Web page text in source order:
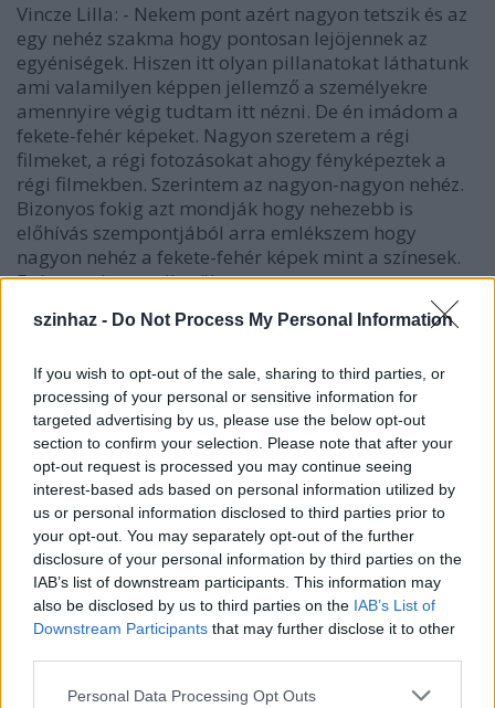
szinhaz - Do Not Process My Personal Information
If you wish to opt-out of the sale, sharing to third parties, or
processing of your personal or sensitive information for
targeted advertising by us, please use the below opt-out
section to confirm your selection. Please note that after your
opt-out request is processed you may continue seeing
interest-based ads based on personal information utilized by
us or personal information disclosed to third parties prior to
your opt-out. You may separately opt-out of the further
disclosure of your personal information by third parties on the
IAB’s list of downstream participants. This information may
also be disclosed by us to third parties on the IAB’s List of
Downstream Participants that may further disclose it to other
Please note that this website/app uses one or more Google
Personal Data Processing Opt Outs
Vincze Lilla: - Nekem pont azért nagyon tetszik és az
egy nehéz szakma hogy pontosan lejöjennek az
egyéniségek. Hiszen itt olyan pillanatokat láthatunk
ami valamilyen képpen jellemző a személyekre
amennyire végig tudtam itt nézni. De én imádom a
fekete-fehér képeket. Nagyon szeretem a régi
filmeket, a régi fotozásokat ahogy fényképeztek a
régi filmekben. Szerintem az nagyon-nagyon nehéz.
Bizonyos fokig azt mondják hogy nehezebb is
előhívás szempontjából arra emlékszem hogy
nagyon nehéz a fekete-fehér képek mint a színesek.
Ezért szerintem sikerül.
Csonka András: - Én nem értek hozzá nem tudom
figyelnem optika állás meg kompozíciót. Tetszik
vagy nem tetszik. Odaállok a fotó elé tetszik vagy
nem. És azért tényleg amiket most kiállított azt
gondolom hogy értékes képek. Persze az ember saját
magával soha nincs megelégedve, mert én ilyen
közeli fotót soha nem engedek senkinek. Nem is
tudom hogy sikerült így valahogy beszélgetés
közben elkattant egy ilyen közeli is. Szerinte jó. Hát
másoknak is tetszett. Én nem szeretem az egész
közeli fotókat vagy pedig akkor retusáljuk ki.
Bali Sándor: - Ezek most sajtófotók. Tehát heti illetve
napilapban megjelent fotók. Próbáltam mindig
szépet és újat csinálni. Hát most egy picit